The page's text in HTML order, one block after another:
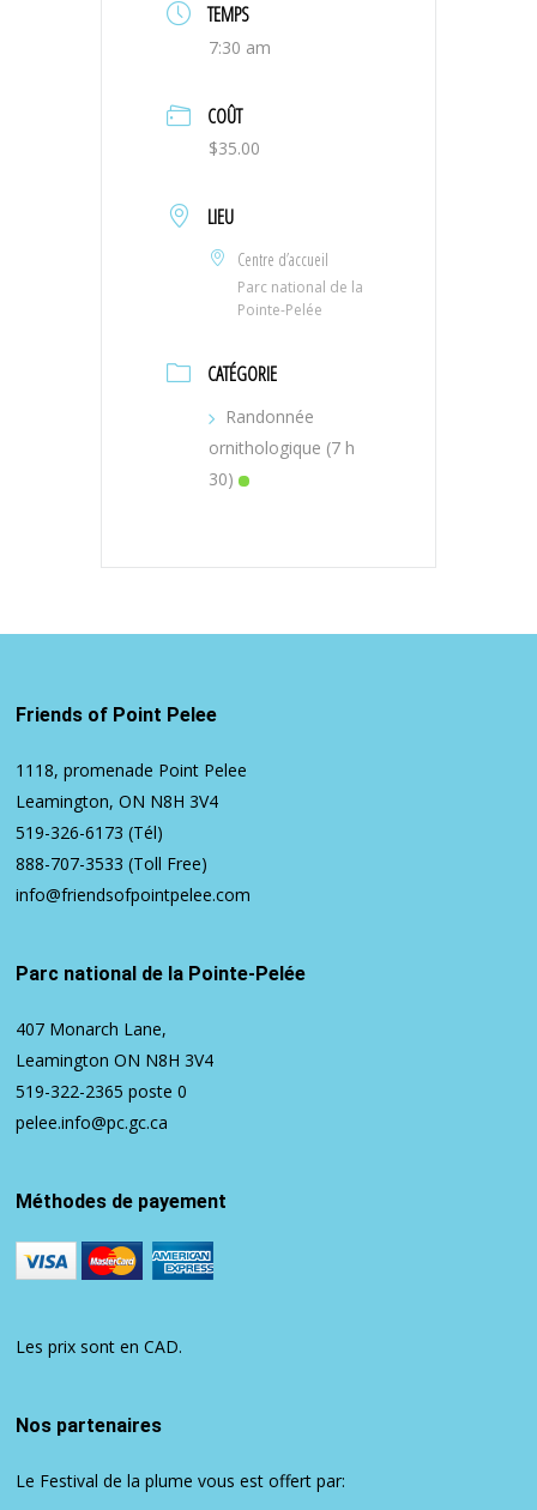
TEMPS
7:30 am
COÛT
$35.00
LIEU
Centre d’accueil
Parc national de la
Pointe-Pelée
CATÉGORIE
Randonnée
ornithologique (7 h
30)
Friends of Point Pelee
1118, promenade Point Pelee
Leamington, ON N8H 3V4
519-326-6173 (Tél)
888-707-3533 (Toll Free)
info@friendsofpointpelee.com
Parc national de la Pointe-Pelée
407 Monarch Lane,
Leamington ON N8H 3V4
519-322-2365 poste 0
pelee.info@pc.gc.ca
Méthodes de payement
Les prix sont en CAD.
Nos partenaires
Le Festival de la plume vous est offert par: